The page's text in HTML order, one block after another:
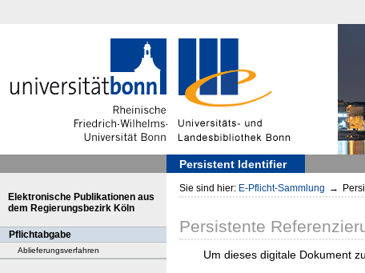
Persistent Identifier
Elektronische Publikationen aus
dem Regierungsbezirk Köln
Pflichtabgabe
Ablieferungsverfahren
Sie sind hier: E-Pflicht-Sammlung →
Persistente
Um dieses digitale Dokument